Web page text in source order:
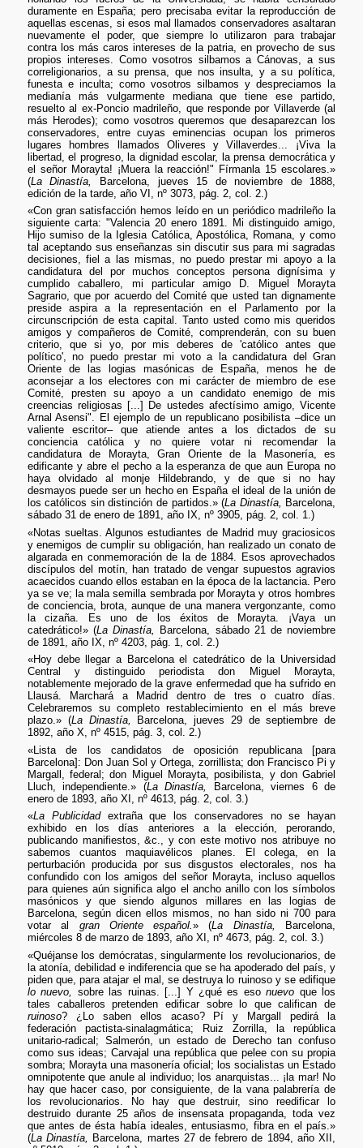
duramente en España; pero precisaba evitar la reproducción de
aquellas escenas, si esos mal llamados conservadores asaltaran
nuevamente el poder, que siempre lo utilizaron para trabajar
contra los más caros intereses de la patria, en provecho de sus
propios intereses. Como vosotros silbamos a Cánovas, a sus
correligionarios, a su prensa, que nos insulta, y a su política,
funesta e inculta; como vosotros silbamos y despreciamos la
medianía más vulgarmente mediana que tiene ese partido,
resuelto al ex-Poncio madrileño, que responde por Villaverde (al
más Herodes); como vosotros queremos que desaparezcan los
conservadores, entre cuyas eminencias ocupan los primeros
lugares hombres llamados Oliveres y Villaverdes... ¡Viva la
libertad, el progreso, la dignidad escolar, la prensa democrática y
el señor Morayta! ¡Muera la reacción!" Fírmanla 15 escolares.»
(La Dinastía,
Barcelona, jueves 15 de noviembre de 1888,
edición de la tarde, año VI, nº 3073, pág. 2, col. 2.)
«Con gran satisfacción hemos leído en un periódico madrileño la
siguiente carta: "Valencia 20 enero 1891. Mi distinguido amigo,
Hijo sumiso de la Iglesia Católica, Apostólica, Romana, y como
tal aceptando sus enseñanzas sin discutir sus para mi sagradas
decisiones, fiel a las mismas, no puedo prestar mi apoyo a la
candidatura del por muchos conceptos persona dignísima y
cumplido caballero, mi particular amigo D. Miguel Morayta
Sagrario, que por acuerdo del Comité que usted tan dignamente
preside aspira a la representación en el Parlamento por la
circunscripción de esta capital. Tanto usted como mis queridos
amigos y compañeros de Comité, comprenderán, con su buen
criterio, que si yo, por mis deberes de 'católico antes que
político', no puedo prestar mi voto a la candidatura del Gran
Oriente de las logias masónicas de España, menos he de
aconsejar a los electores con mi carácter de miembro de ese
Comité, presten su apoyo a un candidato enemigo de mis
creencias religiosas [...] De ustedes afectísimo amigo, Vicente
Arnal Asensi". El ejemplo de un republicano posibilista –dice un
valiente escritor– que atiende antes a los dictados de su
conciencia católica y no quiere votar ni recomendar la
candidatura de Morayta, Gran Oriente de la Masonería, es
edificante y abre el pecho a la esperanza de que aun Europa no
haya olvidado al monje Hildebrando, y de que si no hay
desmayos puede ser un hecho en España el ideal de la unión de
los católicos sin distinción de partidos.» (La Dinastía, Barcelona,
sábado 31 de enero de 1891, año IX, nº 3905, pág. 2, col. 1.)
«Notas sueltas. Algunos estudiantes de Madrid muy graciosicos
y enemigos de cumplir su obligación, han realizado un conato de
algarada en conmemoración de la de 1884. Esos aprovechados
discípulos del motín, han tratado de vengar supuestos agravios
acaecidos cuando ellos estaban en la época de la lactancia. Pero
ya se ve; la mala semilla sembrada por Morayta y otros hombres
de conciencia, brota, aunque de una manera vergonzante, como
la cizaña. Es uno de los éxitos de Morayta. ¡Vaya un
catedrático!» (La Dinastía,
Barcelona, sábado 21 de noviembre
de 1891, año IX, nº 4203, pág. 1, col. 2.)
«Hoy debe llegar a Barcelona el catedrático de la Universidad
Central y distinguido periodista don Miguel Morayta,
notablemente mejorado de la grave enfermedad que ha sufrido en
Llausá. Marchará a Madrid dentro de tres o cuatro días.
Celebraremos su completo restablecimiento en el más breve
plazo.» (La Dinastía,
Barcelona, jueves 29 de septiembre de
1892, año X, nº 4515, pág. 3, col. 2.)
«Lista de los candidatos de oposición republicana [para
Barcelona]: Don Juan Sol y Ortega, zorrillista; don Francisco Pi y
Margall, federal; don Miguel Morayta, posibilista, y don Gabriel
Lluch, independiente.» (La Dinastía,
Barcelona, viernes 6 de
enero de 1893, año XI, nº 4613, pág. 2, col. 3.)
«La Publicidadextraña que los conservadores no se hayan
exhibido en los días anteriores a la elección, perorando,
publicando manifiestos, &c., y con este motivo nos atribuye no
sabemos cuantos maquiavélicos planes. El colega, en la
perturbación producida por sus disgustos electorales, nos ha
confundido con los amigos del señor Morayta, incluso aquellos
para quienes aún significa algo el ancho anillo con los símbolos
masónicos y que siendo algunos millares en las logias de
Barcelona, según dicen ellos mismos, no han sido ni 700 para
votar al gran Oriente español.» (La Dinastía,
Barcelona,
miércoles 8 de marzo de 1893, año XI, nº 4673, pág. 2, col. 3.)
«Quéjanse los demócratas, singularmente los revolucionarios, de
la atonía, debilidad e indiferencia que se ha apoderado del país, y
piden que, para atajar el mal, se destruya lo ruinoso y se edifique
lo nuevo,
sobre las ruinas. [...] Y ¿qué es esonuevo que los
tales caballeros pretenden edificar sobre lo que califican de
ruinoso? ¿Lo saben ellos acaso? Pí y Margall pedirá la
federación pactista-sinalagmática; Ruiz Zorrilla, la república
unitario-radical; Salmerón, un estado de Derecho tan confuso
como sus ideas; Carvajal una república que pelee con su propia
sombra; Morayta una masonería oficial; los socialistas un Estado
omnipotente que anule al individuo; los anarquistas... ¡la mar! No
hay que hacer caso, por consiguiente, de la vana palabrería de
los revolucionarios. No hay que destruir, sino reedificar lo
destruido durante 25 años de insensata propaganda, toda vez
que antes de ésta había ideales, entusiasmo, fibra en el país.»
(La Dinastía,
Barcelona, martes 27 de febrero de 1894, año XII,